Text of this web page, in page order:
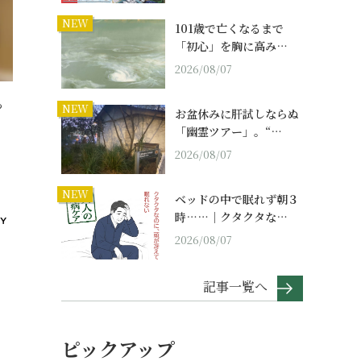
NEW
101歳で亡くなるまで
「初心」を胸に高み…
2026/08/07
NEW
お盆休みに肝試しならぬ
「幽霊ツアー」。“…
2026/08/07
NEW
ベッドの中で眠れず朝３
時……｜クタクタな…
2026/08/07
記事一覧へ
ピックアップ